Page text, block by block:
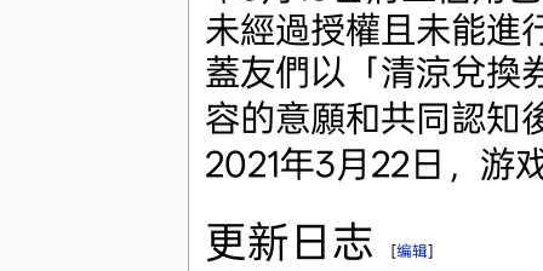
未經過授權且未能進
蓋友們以「清涼兌換
容的意願和共同認知
2021年3月22日，游
更新日志 [编辑]